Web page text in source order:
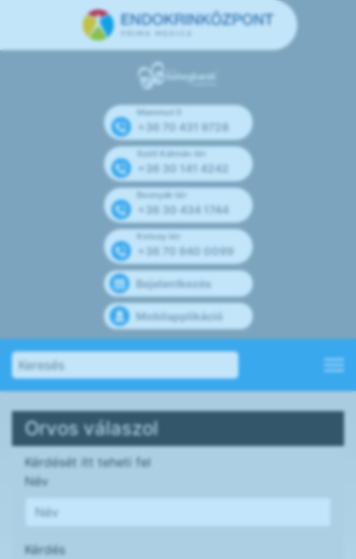
Mammut II
+36 70 431 9728
Széll Kálmán tér
+36 30 141 4242
Bosnyák tér
+36 30 434 1744
Kolosy tér
+36 70 940 0099
Bejelentkezés
Mobilapplikáció
Orvos válaszol
Kérdését itt teheti fel
Név
Kérdés